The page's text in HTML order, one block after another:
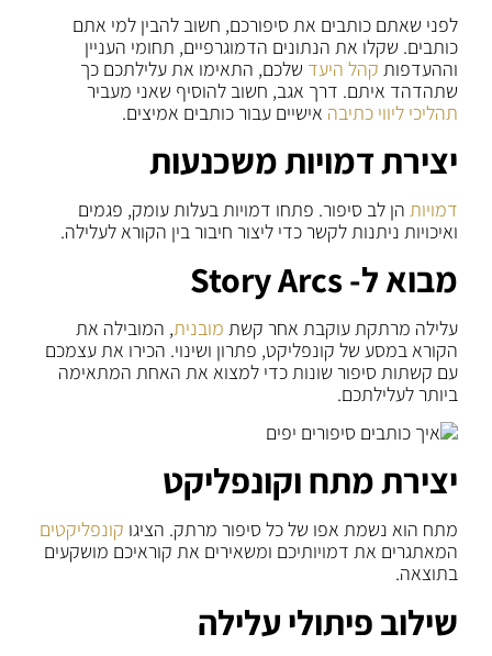
לפני שאתם כותבים את סיפורכם, חשוב להבין למי אתם
כותבים. שקלו את הנתונים הדמוגרפיים, תחומי העניין
וההעדפות קהל היעד שלכם, התאימו את עלילתכם כך
שתהדהד איתם. דרך אגב, חשוב להוסיף שאני מעביר
תהליכי ליווי כתיבה אישיים עבור כותבים אמיצים.
יצירת דמויות משכנעות
דמויות הן לב סיפור. פתחו דמויות בעלות עומק, פגמים
ואיכויות ניתנות לקשר כדי ליצור חיבור בין הקורא לעלילה.
מבוא ל-Story Arcs
עלילה מרתקת עוקבת אחר קשת מובנית, המובילה את
הקורא במסע של קונפליקט, פתרון ושינוי. הכירו את עצמכם
עם קשתות סיפור שונות כדי למצוא את האחת המתאימה
ביותר לעלילתכם.
יצירת מתח וקונפליקט
מתח הוא נשמת אפו של כל סיפור מרתק. הציגו קונפליקטים
המאתגרים את דמויותיכם ומשאירים את קוראיכם מושקעים
בתוצאה.
שילוב פיתולי עלילה